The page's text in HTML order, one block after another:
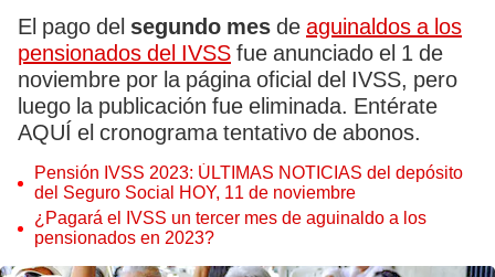
El pago del segundo mes de aguinaldos a los
pensionados del IVSS fue anunciado el 1 de
noviembre por la página oficial del IVSS, pero
luego la publicación fue eliminada. Entérate
AQUÍ el cronograma tentativo de abonos.
Pensión IVSS 2023: ÚLTIMAS NOTICIAS del depósito
del Seguro Social HOY, 11 de noviembre
¿Pagará el IVSS un tercer mes de aguinaldo a los
pensionados en 2023?